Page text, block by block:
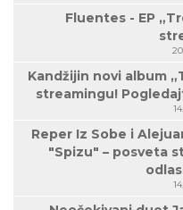
Fluentes - EP
Kandžijin novi album
streamingu!
Reper Iz Sobe i
"Spizu" – posveta